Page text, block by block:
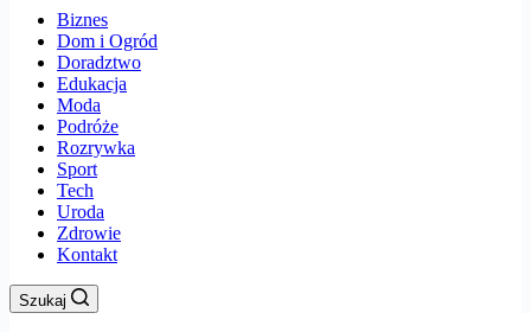
Biznes
Dom i Ogród
Doradztwo
Edukacja
Moda
Podróże
Rozrywka
Sport
Tech
Uroda
Zdrowie
Kontakt
Szukaj